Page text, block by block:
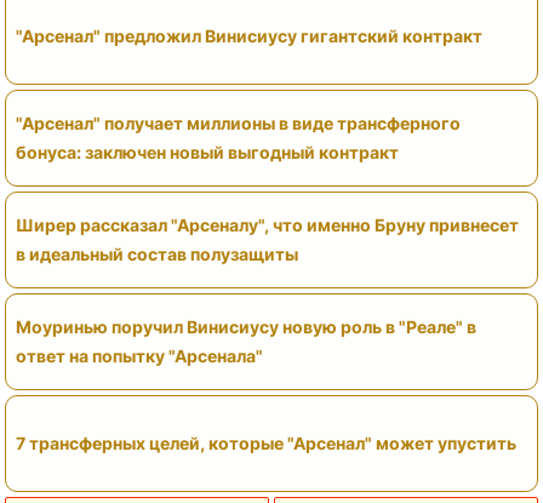
"Арсенал" предложил Винисиусу гигантский контракт
"Арсенал" получает миллионы в виде трансферного
бонуса: заключен новый выгодный контракт
Ширер рассказал "Арсеналу", что именно Бруну привнесет
в идеальный состав полузащиты
Моуринью поручил Винисиусу новую роль в "Реале" в
ответ на попытку "Арсенала"
7 трансферных целей, которые "Арсенал" может упустить